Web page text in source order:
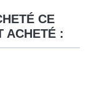
CE
ACHETÉ :